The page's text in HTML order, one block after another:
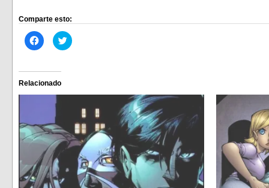
Comparte esto:
Haz
clic
Facebook
(Se
abre
en
ventana
nueva)
Haz
clic
en
ventana
nueva)
Relacionado